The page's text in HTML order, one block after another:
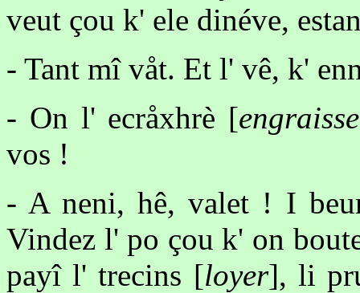
veut çou k' ele dinéve,
- Tant mî våt. Et l' vê, k'
- On l' ecråxhrè [
vos !
- A neni, hê, valet ! I
Vindez l' po çou k' on
payî l' trecins [loyer], li